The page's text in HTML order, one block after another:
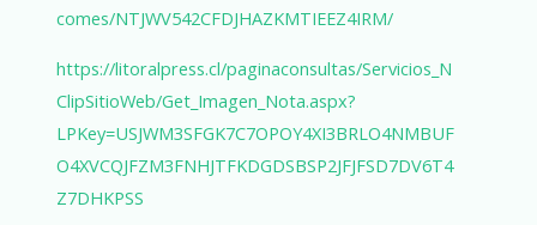
comes/NTJWV542CFDJHAZKMTIEEZ4IRM/
https://litoralpress.cl/paginaconsultas/Servicios_N
ClipSitioWeb/Get_Imagen_Nota.aspx?
LPKey=USJWM3SFGK7C7OPOY4XI3BRLO4NMBUF
O4XVCQJFZM3FNHJTFKDGDSBSP2JFJFSD7DV6T4
Z7DHKPSS